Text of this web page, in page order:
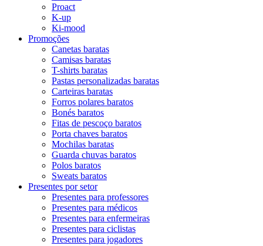
Proact
K-up
Ki-mood
Promoções
Canetas baratas
Camisas baratas
T-shirts baratas
Pastas personalizadas baratas
Carteiras baratas
Forros polares baratos
Bonés baratos
Fitas de pescoço baratos
Porta chaves baratos
Mochilas baratas
Guarda chuvas baratos
Polos baratos
Sweats baratos
Presentes por setor
Presentes para professores
Presentes para médicos
Presentes para enfermeiras
Presentes para ciclistas
Presentes para jogadores